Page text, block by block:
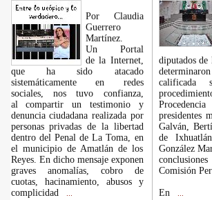
Por Claudia
Guerrero
Martínez.
​Un Portal
de la Internet,
que ha sido atacado
sistemáticamente en redes
sociales, nos tuvo confianza,
al compartir un testimonio y
denuncia ciudadana realizada por
personas privadas de la libertad
dentro del Penal de La Toma, en
el municipio de Amatlán de los
Reyes. En dicho mensaje exponen
graves anomalías, cobro de
cuotas, hacinamiento, abusos y
complicidad
diputados
presidentes
Galván,
de
González
Comisión
En